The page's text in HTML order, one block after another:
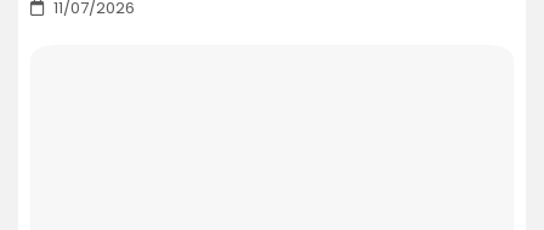
11/07/2026